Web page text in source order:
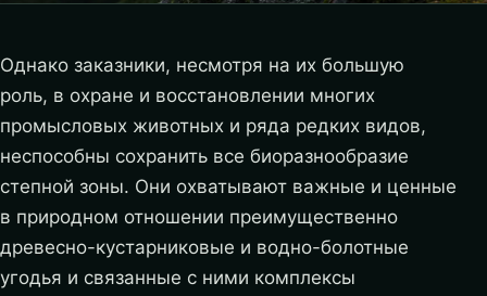
Однако заказники, несмотря на их большую
роль, в охране и восстановлении многих
промысловых животных и ряда редких видов,
неспособны сохранить все биоразнообразие
степной зоны. Они охватывают важные и ценные
в природном отношении преимущественно
древесно-кустарниковые и водно-болотные
угодья и связанные с ними комплексы